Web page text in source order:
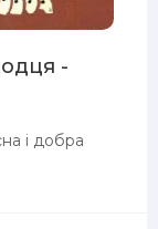
-
і добра